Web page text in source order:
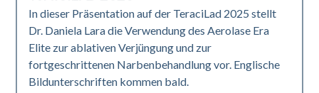
In dieser Präsentation auf der TeraciLad 2025 stellt
Dr. Daniela Lara die Verwendung des Aerolase Era
Elite zur ablativen Verjüngung und zur
fortgeschrittenen Narbenbehandlung vor. Englische
Bildunterschriften kommen bald.